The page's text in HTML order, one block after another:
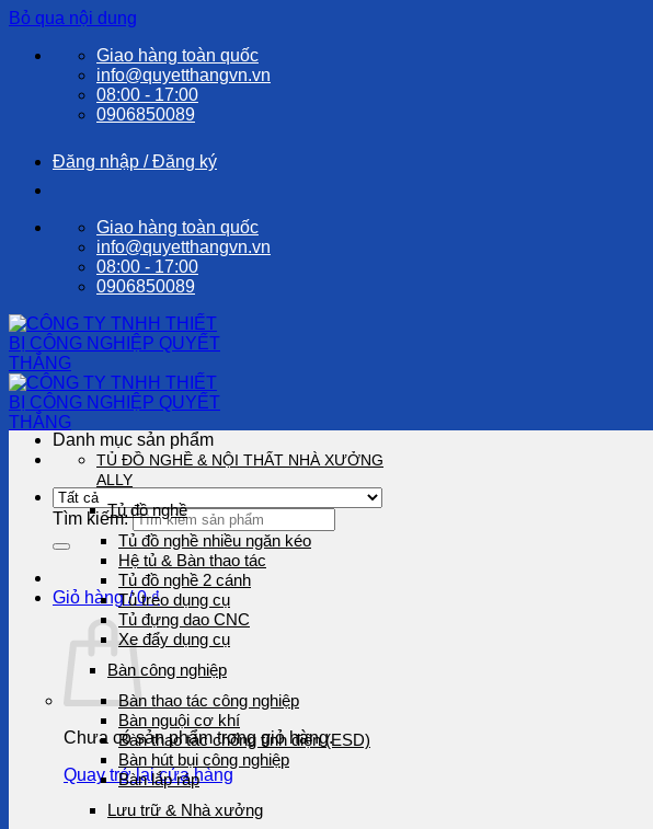
Bỏ qua nội dung
Giao hàng toàn quốc
info@quyetthangvn.vn
08:00 - 17:00
0906850089
Đăng nhập / Đăng ký
Giao hàng toàn quốc
info@quyetthangvn.vn
08:00 - 17:00
0906850089
Tìm kiếm:
Giỏ hàng /0₫
Chưa có sản phẩm trong giỏ hàng.
Quay trở lại cửa hàng
Danh mục sản phẩm
TỦ ĐỒ NGHỀ & NỘI THẤT NHÀ XƯỞNG
ALLY
Tủ đồ nghề
Tủ đồ nghề nhiều ngăn kéo
Hệ tủ & Bàn thao tác
Tủ đồ nghề 2 cánh
Tủ treo dụng cụ
Tủ đựng dao CNC
Xe đẩy dụng cụ
Bàn công nghiệp
Bàn thao tác công nghiệp
Bàn nguội cơ khí
Bàn thao tác chống tĩnh điện (ESD)
Bàn hút bụi công nghiệp
Bàn lắp ráp
Lưu trữ & Nhà xưởng